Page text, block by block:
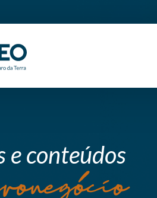
e conteúdos